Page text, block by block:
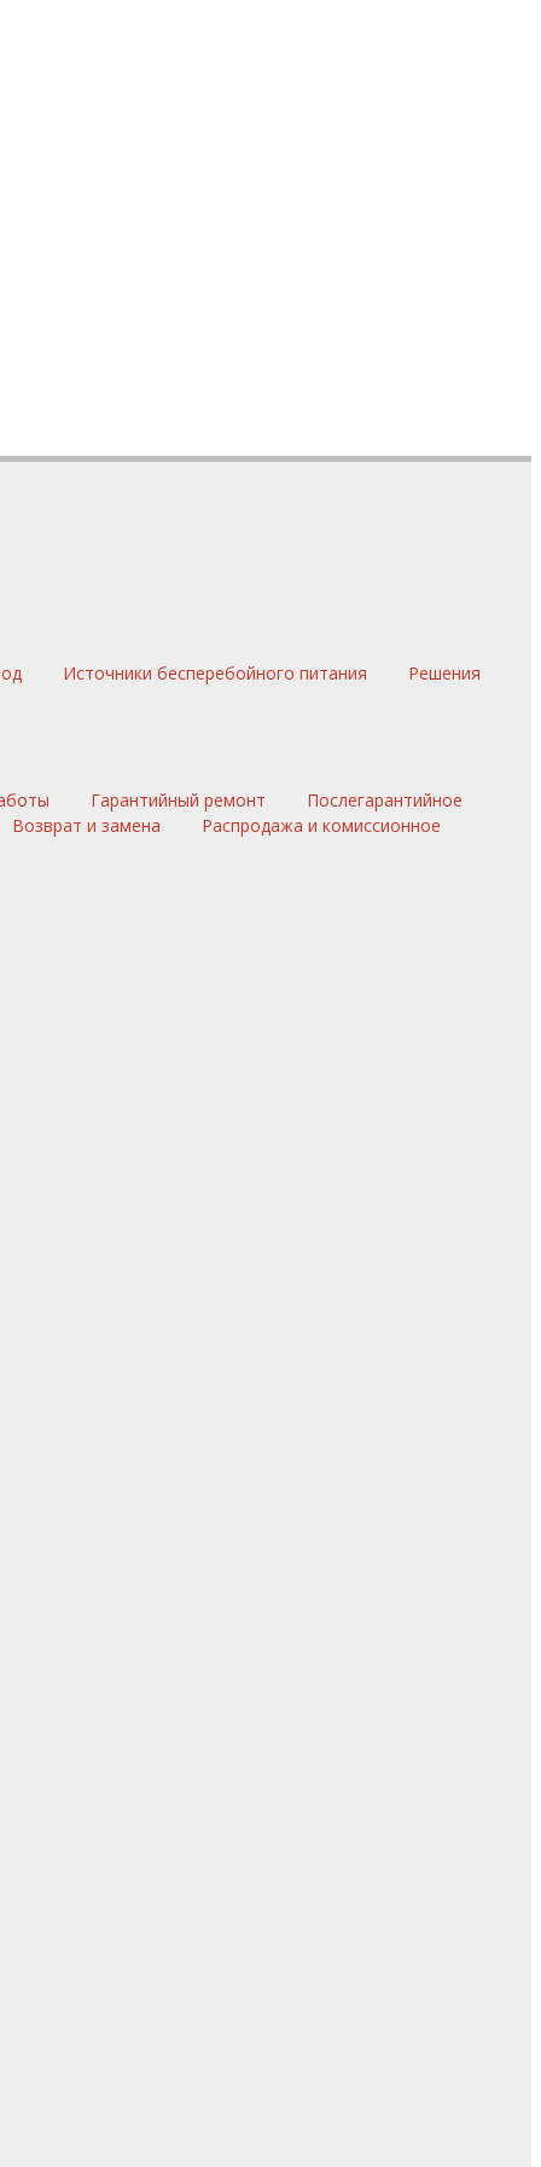
Источники бесперебойного питания Решения
Гарантийный ремонт
Послегарантийное
Возврат и замена
Распродажа и комиссионное